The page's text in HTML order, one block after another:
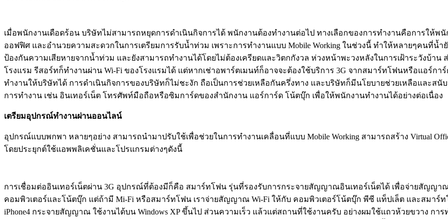
เมื่อพนักงานเดือดร้อน บริษัทไม่สามารถหยุดการดำเนินกิจการได้ พนักงานต้องทำงานต่อไป ทางเลือกของการทำงานคือการให้พ
ออฟฟิศ และอำนวยความสะดวกในการเตรียมการรับน้ำท่วม เพราะการทำงานแบบ Mobile Working ในช่วงนี้ ทำให้หลายๆคนที่น้
ป้องกันความเสียหายจากน้ำท่วม และยังสามารถทำงานได้โดยไม่ต้องเครียดและวิตกกังวล ห่วงหน้าพะวงหลังในการเฝ้าระวังบ้
โรงแรม รีสอร์ทก็ทำงานผ่าน Wi-Fi ของโรงแรมได้ แต่หากเช่าอพาร์ตเมนท์ก็อาจจะต้องใช้บริการ 3G จากสมาร์ทโฟนหรือแอร์กา
ทำงานให้บริษัทได้ การดำเนินกิจการของบริษัทก็ไม่ชะงัก ถือเป็นการช่วยเหลือกันครึ่งทาง และบริษัทก็มีนโยบายช่วยเหลือและส
การทำงาน เช่น อินเทอร์เน็ต โทรศัพท์มือถือหรือซิมการ์ดของสำนักงาน แอร์การ์ด โน้ตบุ๊ก เพื่อให้พนักงานทำงานได้อย่างต่อเนื่อง
เตรียมอุปกรณ์ทำงานผ่านออนไลน์
อุปกรณ์แบบพกพา หลายๆอย่าง สามารถนำมาปรับใช้เพื่อช่วยในการทำงานเคลื่อนที่แบบ Mobile Working สามารถสร้าง Virtual
โดยประยุกต์ใช้แอพพลิเคชั่นและโปรแกรมต่างๆดังนี้
การเชื่อมต่ออินเทอร์เน็ตผ่าน 3G อุปกรณ์ที่ต้องมีก็คือ สมาร์ทโฟน รุ่นที่รองรับการกระจายสัญญาณอินเทอร์เน็ตได้ เพื่อจ่ายสัญญา
คอมพิวเตอร์และโน้ตบุ๊ก แต่ถ้ามี Mi-Fi หรือสมาร์ทโฟน เราจ่ายสัญญาณ Wi-Fi ให้กับ คอมพิวเตอร์โน้ตบุ๊ก พีซี แท็ปเล็ต และสมาร์ท
iPhone4 กระจายสัญญาณ ใช้งานได้บน Windows XP ขึ้นไป ส่วนความเร็ว แล้วแต่สถานที่ใช้งานครับ อย่างผมใช้แถวห้วยขวาง กา